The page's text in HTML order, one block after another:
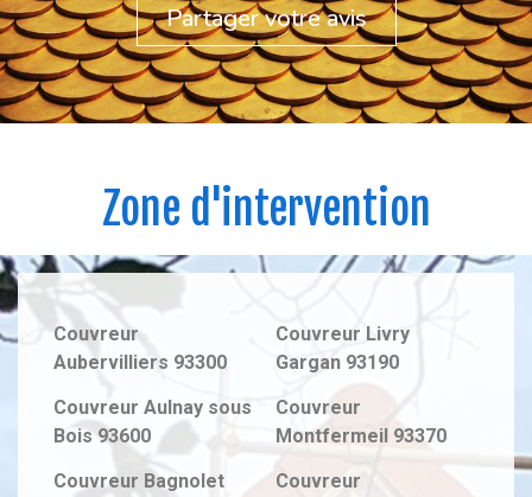
Partager votre avis
Zone d'intervention
Couvreur
Aubervilliers 93300
Couvreur Aulnay sous
Bois93600
Couvreur Bagnolet
Couvreur Livry
Gargan 93190
Couvreur
Montfermeil 93370
Couvreur